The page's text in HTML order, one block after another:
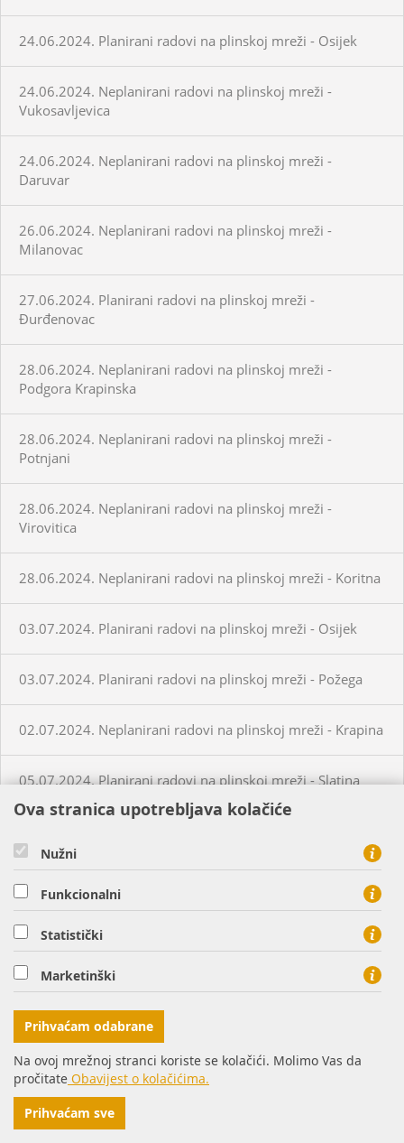
24.06.2024. Planirani radovi na plinskoj mreži - Osijek
24.06.2024. Neplanirani radovi na plinskoj mreži -
Vukosavljevica
24.06.2024. Neplanirani radovi na plinskoj mreži -
Daruvar
26.06.2024. Neplanirani radovi na plinskoj mreži -
Milanovac
27.06.2024. Planirani radovi na plinskoj mreži -
Đurđenovac
28.06.2024. Neplanirani radovi na plinskoj mreži -
Podgora Krapinska
28.06.2024. Neplanirani radovi na plinskoj mreži -
Potnjani
28.06.2024. Neplanirani radovi na plinskoj mreži -
Virovitica
28.06.2024. Neplanirani radovi na plinskoj mreži - Koritna
03.07.2024. Planirani radovi na plinskoj mreži - Osijek
03.07.2024. Planirani radovi na plinskoj mreži - Požega
02.07.2024. Neplanirani radovi na plinskoj mreži - Krapina
05.07.2024. Planirani radovi na plinskoj mreži - Slatina
03.07.2024. Planirani radovi na plinskoj mreži - Virovitica
03.07.2024. Planirani radovi na plinskoj mreži - Virovitica
03.07.2024. Planirani radovi na plinskoj mreži - Pakrac
03.07.2024. - 04.07.2024. - Planirani radovi na plinskoj
mreži - Sirač
03.07.2024. Neplanirani radovi na plinskoj mreži - Lozan
Ova stranica upotrebljava kolačiće
Nužni
Funkcionalni
Statistički
Marketinški
Prihvaćam odabrane
Na ovoj mrežnoj stranci koriste se kolačići. Molimo Vas da
pročitate Obavijest o kolačićima.
Prihvaćam sve